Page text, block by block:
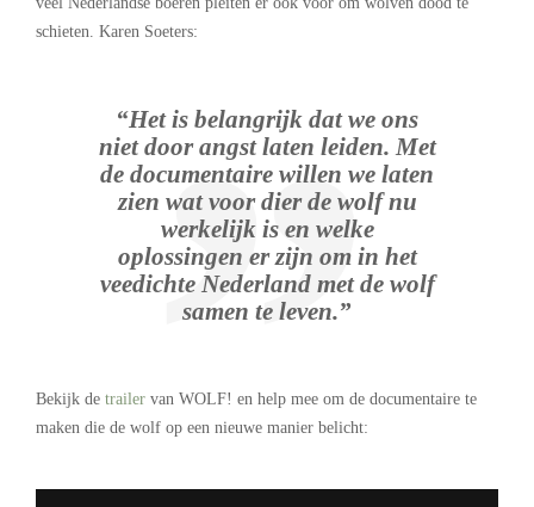
schieten. Karen Soeters:
“Het is belangrijk dat we ons
niet door angst laten leiden. Met
de documentaire willen we laten
zien wat voor dier de wolf nu
werkelijk is en welke
oplossingen er zijn om in het
veedichte Nederland met de wolf
samen te leven.”
Bekijk de trailer van WOLF! en help mee om de documentaire te
maken die de wolf op een nieuwe manier belicht: